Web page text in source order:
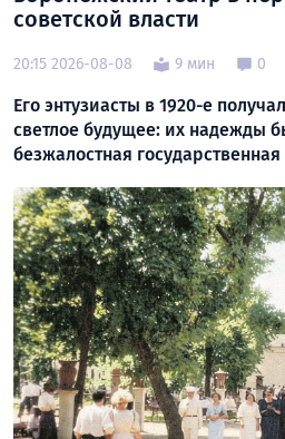
советской власти
20:15 2026-08-08 9 мин 0
Его энтузиасты в 1920-е
светлое будущее: их надежды
безжалостная